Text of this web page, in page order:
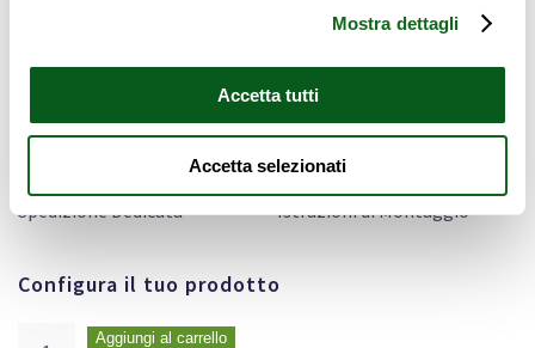
Mostra dettagli
Accetta tutti
Accetta selezionati
telefonico
Pagamento
sicuro
Spedizione Dedicata Istruzioni di Montaggio
Configura il tuo prodotto
Aggiungi al carrello